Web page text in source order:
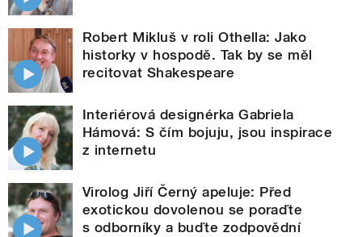
Robert Mikluš v roli Othella: Jako
historky v hospodě. Tak by se měl
recitovat Shakespeare
Interiérová designérka Gabriela
Hámová: S čím bojuju, jsou inspirace
z internetu
Virolog Jiří Černý apeluje: Před
exotickou dovolenou se poraďte
s odborníky a buďte zodpovědní